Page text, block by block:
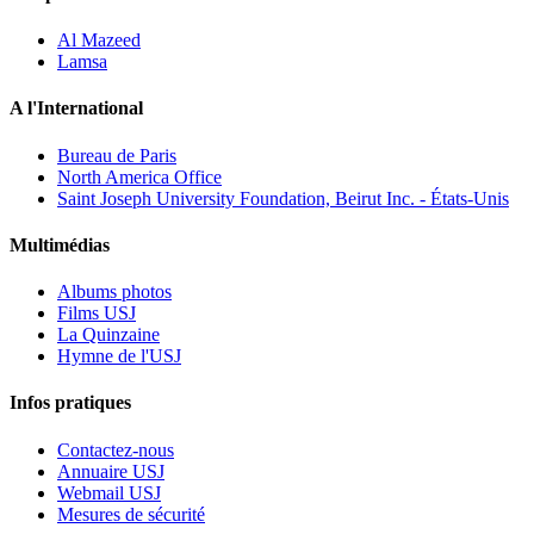
Al Mazeed
Lamsa
A l'International
Bureau de Paris
North America Office
Saint Joseph University Foundation, Beirut Inc. - États-Unis
Multimédias
Albums photos
Films USJ
La Quinzaine
Hymne de l'USJ
Infos pratiques
Contactez-nous
Annuaire USJ
Webmail USJ
Mesures de sécurité